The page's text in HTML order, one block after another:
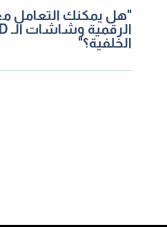
"هل يمكنك التعامل مع
الخلفية؟"